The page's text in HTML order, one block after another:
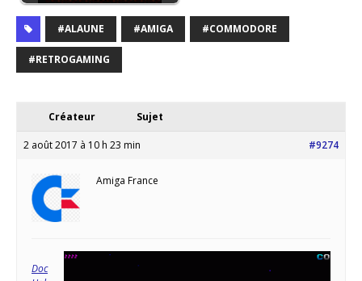
#ALAUNE #AMIGA #COMMODORE
#RETROGAMING
Créateur Sujet
2 août 2017 à 10 h 23 min #9274
Amiga France
Doc